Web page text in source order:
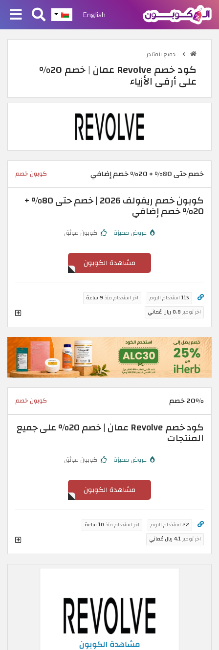
English
جميع المتاجر
كود خصم Revolve عمان | خصم 20%
على أرقى الأزياء
خصم حتى 80% + 20% خصم إضافي كوبون خصم
كوبون خصم ريفولف 2026 | خصم حتى 80% +
20% خصم إضافي
عروض مميزة كوبون موثق
مشاهدة الكوبون
115 استخدام اليوم اخر استخدام منذ 9 ساعة
اخر توفير 0.8 ريال عُماني
20٪ خصم كوبون خصم
كود خصم Revolve عمان | خصم 20% على جميع
المنتجات
عروض مميزة كوبون موثق
مشاهدة الكوبون
22 استخدام اليوم اخر استخدام منذ 10 ساعة
اخر توفير4.1 ريال عُماني